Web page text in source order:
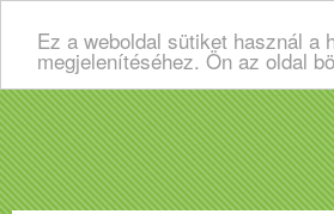
Ez a weboldal sütiket használ a
megjelenítéséhez. Ön az oldal